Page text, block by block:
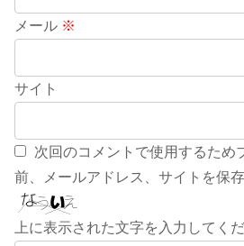
メール ※
サイト
次回のコメントで使用するため
前、メールアドレス、サイトを保存
上に表示された文字を入力してくだ